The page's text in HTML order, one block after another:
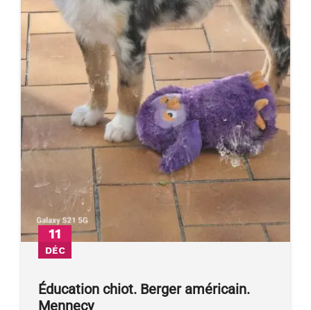
11
DÉC
Éducation chiot. Berger américain.
Mennecy